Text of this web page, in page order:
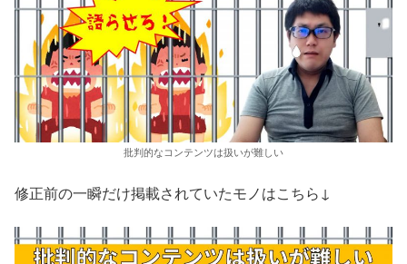
批判的なコンテンツは扱いが難しい
修正前の一瞬だけ掲載されていたモノはこちら↓